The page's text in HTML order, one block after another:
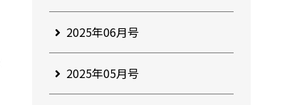
2025年06月号
2025年05月号